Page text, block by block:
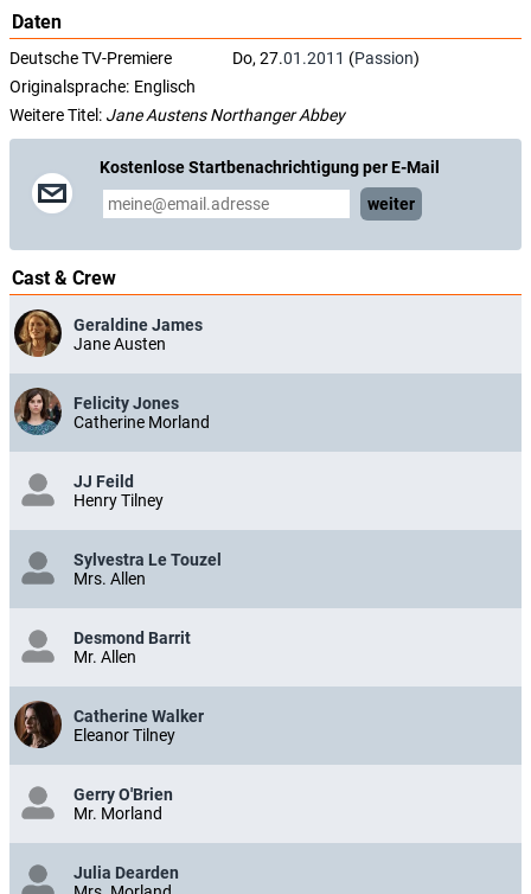
Daten
Deutsche TV-Premiere Do, 27.01.2011 (Passion)
Originalsprache: Englisch
Weitere Titel: Jane Austens Northanger Abbey
Kostenlose Startbenachrichtigung per E-Mail
weiter
Cast & Crew
Geraldine James
Jane Austen
Felicity Jones
Catherine Morland
JJ Feild
Henry Tilney
Sylvestra Le Touzel
Mrs. Allen
Desmond Barrit
Mr. Allen
Catherine Walker
Eleanor Tilney
Gerry O'Brien
Mr. Morland
Julia Dearden